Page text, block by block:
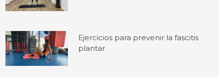
Ejercicios para prevenir la fascitis
plantar